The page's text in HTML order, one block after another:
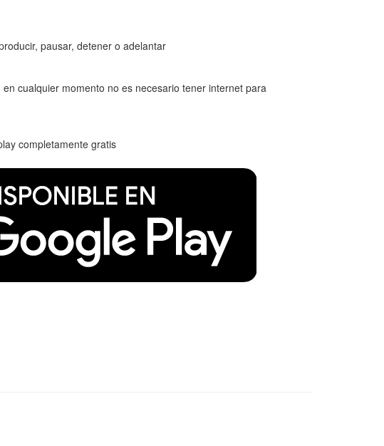
pausar, detener o adelantar
cualquier momento no es necesario tener internet para
completamente gratis